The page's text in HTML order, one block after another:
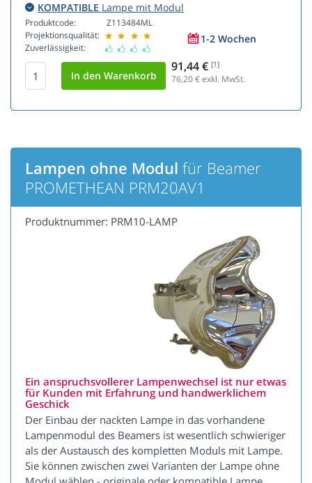
KOMPATIBLE Lampe mit Modul
Produktcode:
Projektionsqualität:
Zuverlässigkeit:
Z113484ML
1-2 Wochen
91,44 € [1]
76,20€ exkl. MwSt.
Lampen ohne Modul für Beamer
PROMETHEAN PRM20AV1
Produktnummer: PRM10-LAMP
Ein anspruchsvollerer Lampenwechsel ist nur etwas
für Kunden mit Erfahrung und handwerklichem
Geschick
Der Einbau der nackten Lampe in das vorhandene
Lampenmodul des Beamers ist wesentlich schwieriger
als der Austausch des kompletten Moduls mit Lampe.
Sie können zwischen zwei Varianten der Lampe ohne